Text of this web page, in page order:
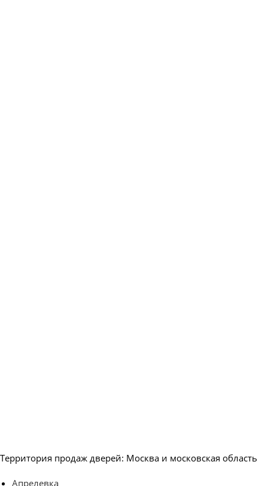
Территория продаж дверей: Москва и московская область
Апрелевка